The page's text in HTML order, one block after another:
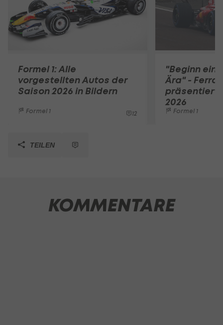
Formel 1: Alle
vorgestellten Autos der
Saison 2026 in Bildern
Formel 1 12
"Beginn
Ära" -
präsentiert
2026
Formel 1
TEILEN
KOMMENTARE